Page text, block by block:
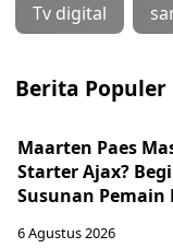
Tv digital
Berita Populer
Maarten Paes
Starter Ajax?
Susunan Pemain
6 Agustus 2026